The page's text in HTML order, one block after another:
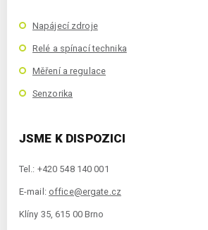
Napájecí zdroje
Relé a spínací technika
Měření a regulace
Senzorika
JSME K DISPOZICI
Tel.: +420 548 140 001
E-mail: office@ergate.cz
Klíny 35, 615 00 Brno